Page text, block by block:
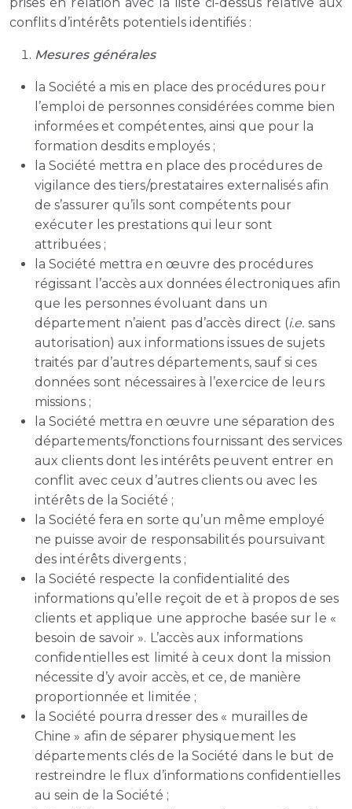
conflits d’intérêts potentiels identifiés :
Mesures générales
la Société a mis en place des procédures pour
l’emploi de personnes considérées comme bien
informées et compétentes, ainsi que pour la
formation desdits employés ;
la Société mettra en place des procédures de
vigilance des tiers/prestataires externalisés afin
de s’assurer qu’ils sont compétents pour
exécuter les prestations qui leur sont
attribuées ;
la Société mettra en œuvre des procédures
régissant l’accès aux données électroniques afin
que les personnes évoluant dans un
département n’aient pas d’accès direct (i.e. sans
autorisation) aux informations issues de sujets
traités par d’autres départements, sauf si ces
données sont nécessaires à l’exercice de leurs
missions ;
la Société mettra en œuvre une séparation des
départements/fonctions fournissant des services
aux clients dont les intérêts peuvent entrer en
conflit avec ceux d’autres clients ou avec les
intérêts de la Société ;
la Société fera en sorte qu’un même employé
ne puisse avoir de responsabilités poursuivant
des intérêts divergents ;
la Société respecte la confidentialité des
informations qu’elle reçoit de et à propos de ses
clients et applique une approche basée sur le «
besoin de savoir ». L’accès aux informations
confidentielles est limité à ceux dont la mission
nécessite d’y avoir accès, et ce, de manière
proportionnée et limitée ;
la Société pourra dresser des « murailles de
Chine » afin de séparer physiquement les
départements clés de la Société dans le but de
restreindre le flux d’informations confidentielles
au sein de la Société ;